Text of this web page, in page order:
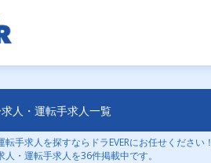
人・運転手求人一覧
手求人を探すならドラEVERにお任せください！
・運転手求人を36件掲載中です。